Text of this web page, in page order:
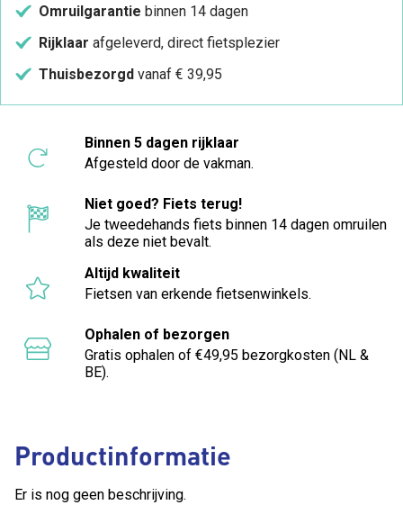
Productinformatie
Er is nog geen beschrijving.
Omruilgarantie binnen 14 dagen
Rijklaar afgeleverd, direct fietsplezier
Thuisbezorgd vanaf € 39,95
Binnen 5 dagen rijklaar
Afgesteld door de vakman.
Niet goed? Fiets terug!
Je tweedehands fiets binnen 14 dagen omruilen
als deze niet bevalt.
Altijd kwaliteit
Fietsen van erkende fietsenwinkels.
Ophalen of bezorgen
Gratis ophalen of €49,95 bezorgkosten (NL &
BE).